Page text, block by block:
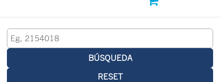
BÚSQUEDA
RESET